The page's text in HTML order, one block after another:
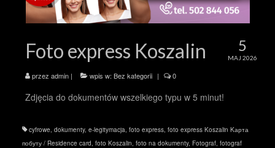
5
MAJ 2026
Foto express Koszalin
przez admin | wpis w: Bez kategorii | 0
Zdjęcia do dokumentów wszelkiego typu w 5 minut!
cyfrowe, dokumenty, e-legitymacja, foto express, foto express Koszalin Kарта
побуту / Residence card, foto Koszalin, foto na dokumenty, Fotograf, fotograf